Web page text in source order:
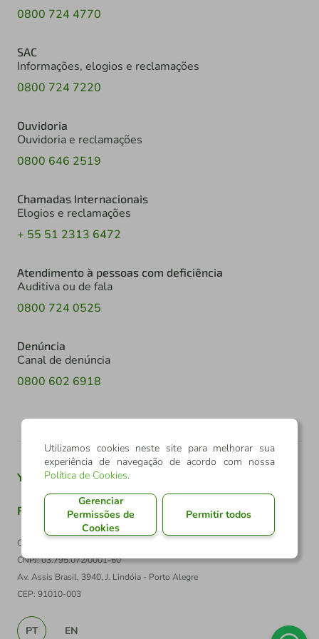
0800 724 4770
SAC
Informações, elogios e reclamações
0800 724 7220
Ouvidoria
Ouvidoria e reclamações
0800 646 2519
Chamadas Internacionais
Elogios e reclamações
+ 55 51 2313 6472
Atendimento à pessoas com deficiência
Auditiva ou de fala
0800 724 0525
Denúncia
Canal de denúncia
0800 602 6918
Youtube Twitter
Facebook TikTok
Confederação Sicredi
CNPJ: 03.795.072/0001-60
Av. Assis Brasil, 3940, J. Lindóia - Porto Alegre
CEP: 91010-003
PT EN
Utilizamos cookies neste site para melhorar sua
experiência de navegação de acordo com nossa
Política de Cookies.
Gerenciar
Permissões de
Cookies
Permitir todos